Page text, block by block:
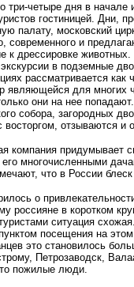
три-четыре дня в начале
гостиницей. Дни,
московский
современного и
к дрессировке
в подземные
рассматривается
являющейся для
они на нее
собора, загородных
отзываются
компания придумывает
многочисленными
что в России
о
россияне в коротком
ситуация
посещения на
это становилось
Петрозаводск,
пожилые люди.